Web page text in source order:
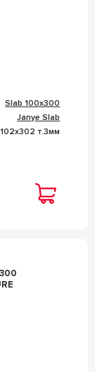
Slab 100x300
Janye Slab
102x302 т.3мм